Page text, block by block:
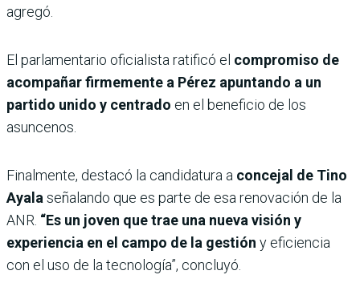
agregó.
El parlamentario oficialista ratificó el compromiso de
acompañar firmemente a Pérez apuntando a un
partido unido y centrado en el beneficio de los
asuncenos.
Finalmente, destacó la candidatura a concejal de Tino
Ayala señalando que es parte de esa renovación de la
ANR. “Es un joven que trae una nueva visión y
experiencia en el campo de la gestión y eficiencia
con el uso de la tecnología”, concluyó.